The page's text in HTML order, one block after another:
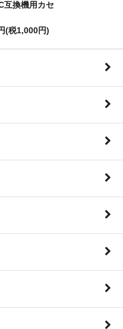
互換機用カセ
(税1,000円)